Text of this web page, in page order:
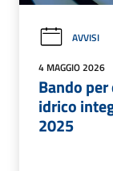
AVVISI
4 MAGGIO 2026
Bando
idrico
2025